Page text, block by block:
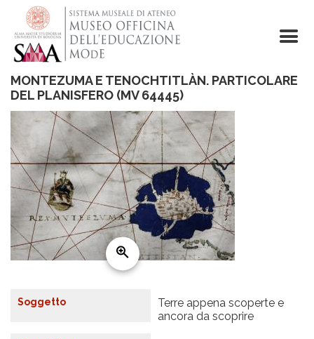
main
content
MONTEZUMA E TENOCHTITLÀN. PARTICOLARE
DEL PLANISFERO (MV 64445)
Soggetto
Terre appena scoperte e
ancora da scoprire